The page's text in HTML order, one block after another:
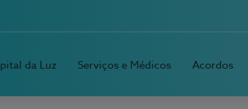
da Luz Serviços e Médicos Acordos